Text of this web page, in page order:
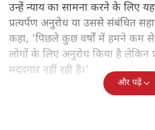
उन्हें न्याय का सामना करने के लिए
प्रत्यर्पण अनुरोध या उससे संबंधित
कहा, 'पिछले कुछ वर्षों में हमने कम
लोगों के लिए अनुरोध किया है लेकिन
मददगार नहीं रही है।'
और पढ़ें